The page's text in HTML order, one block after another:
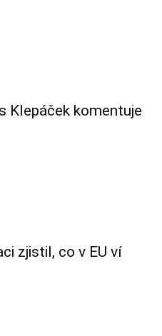
Klepáček komentuje
zjistil, co v EU ví